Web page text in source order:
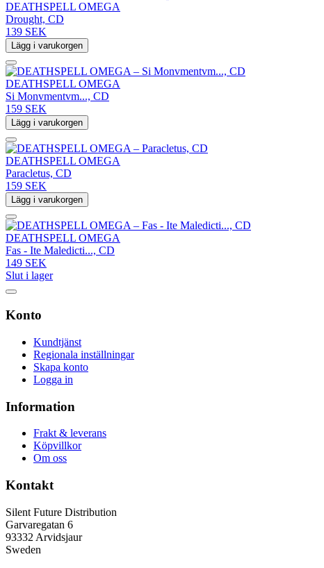
DEATHSPELL OMEGA
Drought, CD
139 SEK
Lägg i varukorgen
DEATHSPELL OMEGA
Si Monvmentvm..., CD
159 SEK
Lägg i varukorgen
DEATHSPELL OMEGA
Paracletus, CD
159 SEK
Lägg i varukorgen
DEATHSPELL OMEGA
Fas - Ite Maledicti..., CD
149 SEK
Slut i lager
Konto
Kundtjänst
Regionala inställningar
Skapa konto
Logga in
Information
Frakt & leverans
Köpvillkor
Om oss
Kontakt
Silent Future Distribution
Garvaregatan 6
93332 Arvidsjaur
Sweden